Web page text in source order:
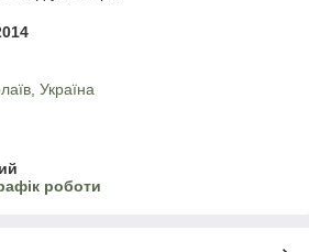
Україна
роботи